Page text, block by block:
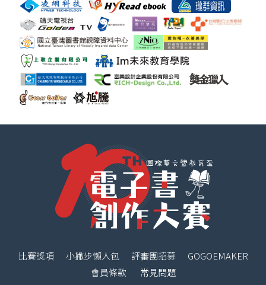
比賽獎項 小撇步懶人包 評審團招募
GOGOEMAKER
會員條款
常見問題